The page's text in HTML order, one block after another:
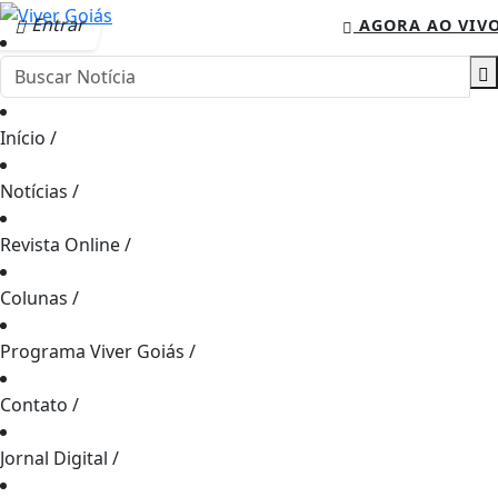
Entrar AGORA AO
Início /
Notícias /
Revista Online/
Colunas /
Programa Viver Goiás /
Contato /
Jornal Digital /